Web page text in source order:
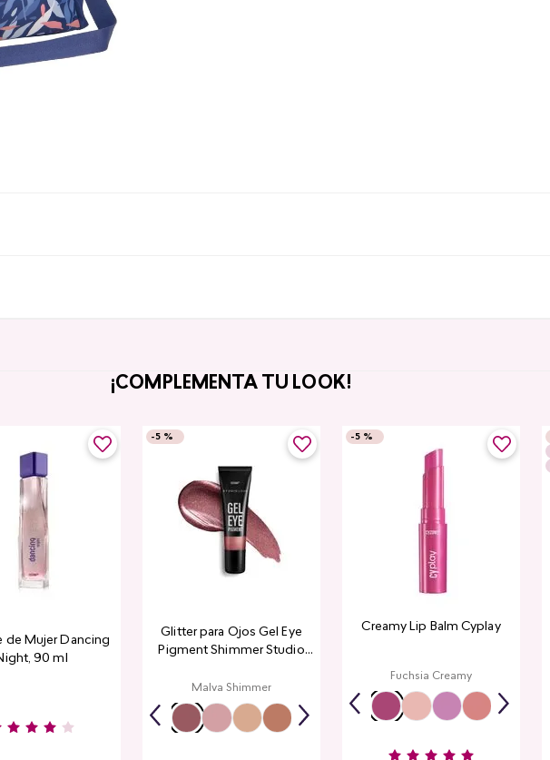
¡COMPLEMENTA TU LOOK!
de Mujer Dancing
90 ml
-5 %
Glitter para Ojos Gel Eye
Pigment Shimmer Studio
Malva Shimmer
-5 %
Creamy Lip Balm Cyplay
Fuchsia Creamy